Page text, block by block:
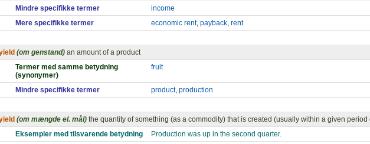
Mindre specifikke termer
income
Mere specifikke termer
economic rent, payback, rent
(om genstand) an amount of a product
Termer med samme betydning
(synonymer)
fruit
Mindre specifikke termer product, production
(om mængde el. mål) the quantity of something (as a commodity) that is created (usually within a given period
Eksempler med tilsvarende betydning
Production was up in the second quarter.